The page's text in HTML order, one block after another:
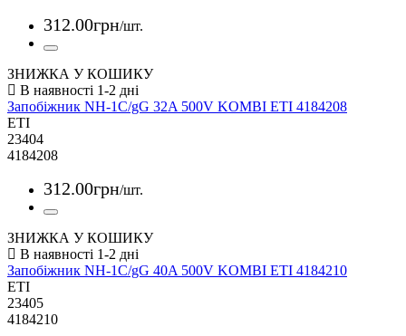
312.00грн/шт.
ЗНИЖКА У КОШИКУ
Запобіжник NH-1C/gG 32A 500V KOMBI ETI 4184208
ETI
23404
4184208
312.00грн/шт.
ЗНИЖКА У КОШИКУ
Запобіжник NH-1C/gG 40A 500V KOMBI ETI 4184210
ETI
23405
4184210